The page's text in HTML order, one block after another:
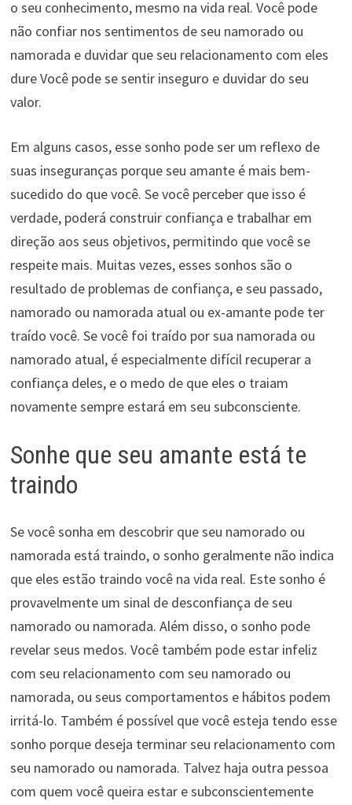
o seu conhecimento, mesmo na vida real. Você pode
não confiar nos sentimentos de seu namorado ou
namorada e duvidar que seu relacionamento com eles
dure Você pode se sentir inseguro e duvidar do seu
valor.
Em alguns casos, esse sonho pode ser um reflexo de
suas inseguranças porque seu amante é mais bem-
sucedido do que você. Se você perceber que isso é
verdade, poderá construir confiança e trabalhar em
direção aos seus objetivos, permitindo que você se
respeite mais. Muitas vezes, esses sonhos são o
resultado de problemas de confiança, e seu passado,
namorado ou namorada atual ou ex-amante pode ter
traído você. Se você foi traído por sua namorada ou
namorado atual, é especialmente difícil recuperar a
confiança deles, e o medo de que eles o traiam
novamente sempre estará em seu subconsciente.
Sonhe que seu amante está te
traindo
Se você sonha em descobrir que seu namorado ou
namorada está traindo, o sonho geralmente não indica
que eles estão traindo você na vida real. Este sonho é
provavelmente um sinal de desconfiança de seu
namorado ou namorada. Além disso, o sonho pode
revelar seus medos. Você também pode estar infeliz
com seu relacionamento com seu namorado ou
namorada, ou seus comportamentos e hábitos podem
irritá-lo. Também é possível que você esteja tendo esse
sonho porque deseja terminar seu relacionamento com
seu namorado ou namorada. Talvez haja outra pessoa
com quem você queira estar e subconscientemente